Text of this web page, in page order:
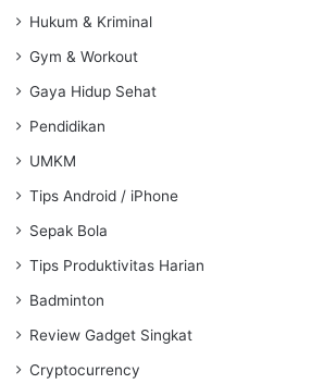
Hukum & Kriminal
Gym & Workout
Gaya Hidup Sehat
Pendidikan
UMKM
Tips Android / iPhone
Sepak Bola
Tips Produktivitas Harian
Badminton
Review Gadget Singkat
Cryptocurrency